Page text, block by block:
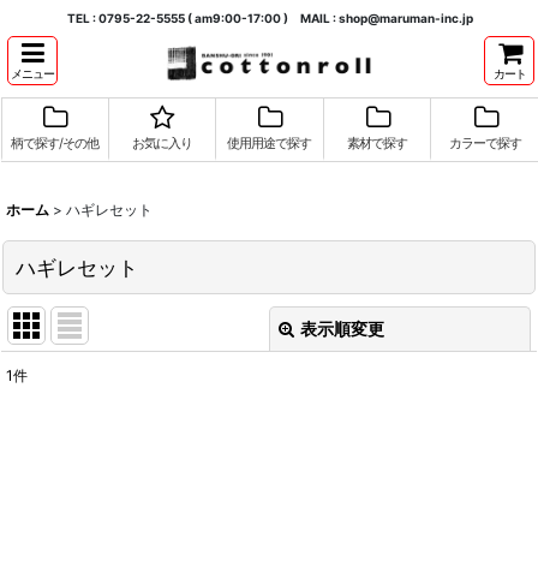
TEL : 0795-22-5555 ( am9:00-17:00 ) MAIL : shop@maruman-inc.jp
メニュー カート
柄で探す/その他 お気に入り 使用用途で探す 素材で探す カラーで探す
ホーム > ハギレセット
ハギレセット
表示順変更
1件